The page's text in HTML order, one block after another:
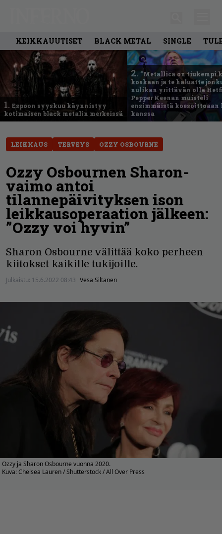
KEIKKAUUTISET BLACK METAL SINGLE
1. Espoon syyskuu käynnistyy
kotimaisen black metalin merkeissä
2. ”Metallica on tiukempi
koskaan ja te haluatte
nulikan yrittävän olla
Pepper Keenan muisteli
ensimmäistä
kanssa
LEIKKAUS TERVEYS OZZY OSBOURNE
Ozzy Osbournen Sharon-
vaimo antoi
tilannepäivityksen ison
leikkausoperaation jälkeen:
”Ozzy voi hyvin”
Sharon Osbourne välittää koko perheen
kiitokset kaikille tukijoille.
Julkaistu: 15.6.2022 08:43 Vesa Siltanen
Ozzy ja Sharon Osbourne vuonna 2020.
Kuva: Chelsea Lauren / Shutterstock / All Over Press